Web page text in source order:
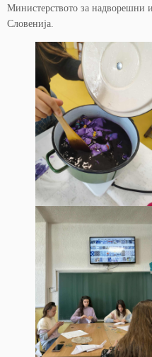
Министерството за надворешни
Словенија.